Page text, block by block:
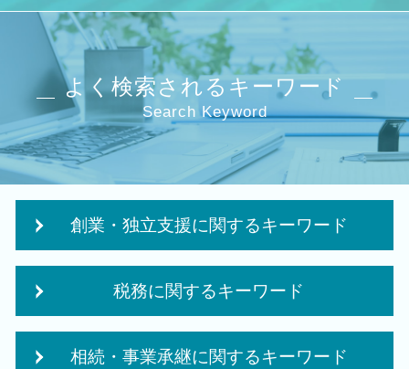
よく検索されるキーワード
Search Keyword
創業・独立支援に関するキーワード
創業支援 資金
独立支援 税理士
税務に関するキーワード
相続・事業承継に関するキーワード